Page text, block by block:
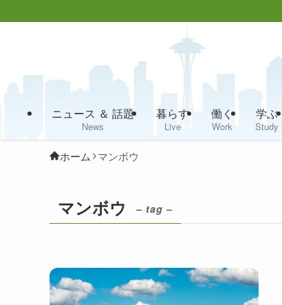
ニュース ＆ 話題
News
暮らす
Live
働く
Work
学ぶ
Study
ホーム マンボウ
マンボウ – tag –